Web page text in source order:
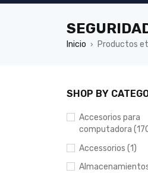
Inicio › Productos
SHOP BY
Accesorios para
computadora
Accessorios (1)